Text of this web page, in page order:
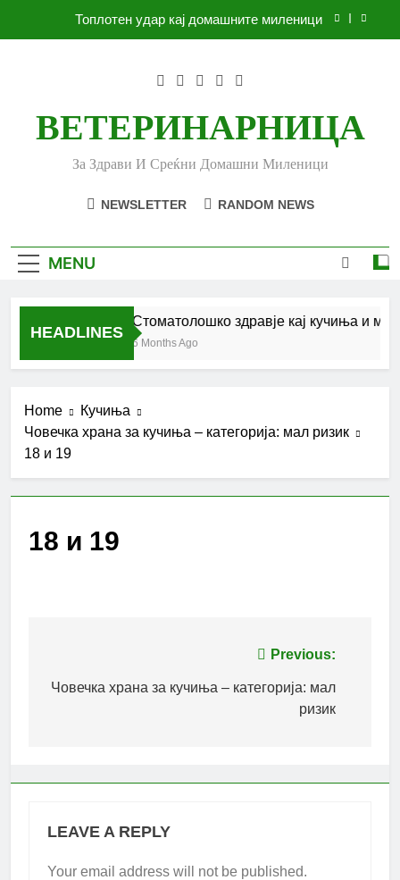
Топлотен удар кај домашните миленици
Стоматолошко здравје кај кучиња и мачки |
Убоди и угризи од инсекти кај кучињата и што
ВЕТЕРИНАРНИЦА
За Здрави И Среќни Домашни Миленици
NEWSLETTER RANDOM NEWS
MENU
HEADLINES
Стоматолошко здравје кај кучиња и
6 Months Ago
Home
Кучиња
Човечка храна за кучиња – категорија: мал ризик
18 и 19
18 и 19
navigation
Previous:
Човечка храна за кучиња – категорија: мал
ризик
LEAVE A REPLY
Your email address will not be published.